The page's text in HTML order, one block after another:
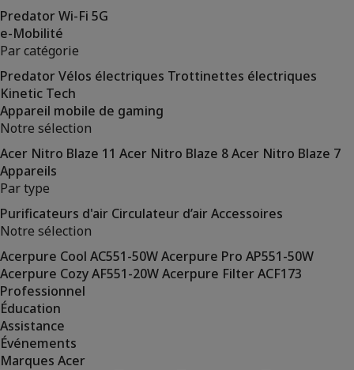
Predator Wi-Fi 5G
e-Mobilité
Par catégorie
Predator Vélos électriques Trottinettes électriques
Kinetic Tech
Appareil mobile de gaming
Notre sélection
Acer Nitro Blaze 11 Acer Nitro Blaze 8Acer Nitro Blaze 7
Appareils
Par type
Purificateurs d'air Circulateur d’air Accessoires
Notre sélection
Acerpure Cool AC551-50WAcerpure Pro AP551-50W
Acerpure Cozy AF551-20WAcerpure Filter ACF173
Professionnel
Éducation
Assistance
Événements
Marques Acer